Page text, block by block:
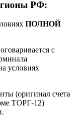
РФ:
ПОЛНОЙ
с
условиях
(оригинал счета
ТОРГ-12)